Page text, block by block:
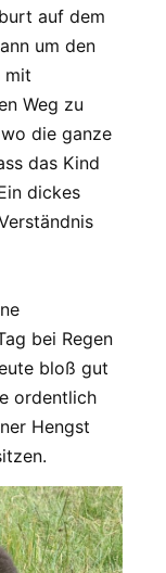
auf dem
um den
mit
Weg zu
die ganze
das Kind
dickes
bei Regen
bloß gut
ordentlich
Hengst